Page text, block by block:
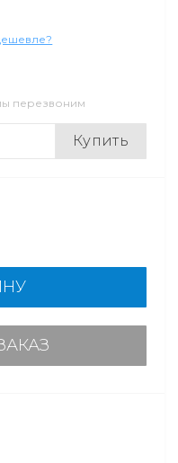
перезвоним
Купить